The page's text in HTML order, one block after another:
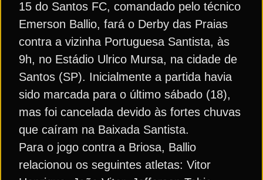
15 do Santos FC, comandado pelo técnico
Emerson Ballio, fará o Derby das Praias
contra a vizinha Portuguesa Santista, às
9h, no Estádio Ulrico Mursa, na cidade de
Santos (SP). Inicialmente a partida havia
sido marcada para o último sábado (18),
mas foi cancelada devido às fortes chuvas
que caíram na Baixada Santista.
Para o jogo contra a Briosa, Ballio
relacionou os seguintes atletas: Vitor